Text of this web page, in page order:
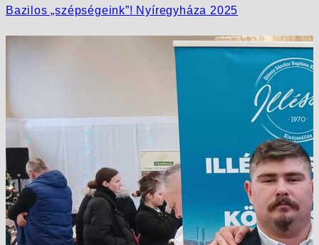
Bazilos „szépségeink”! Nyíregyháza 2025